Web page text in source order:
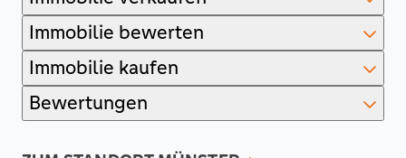
Immobilie bewerten
Immobilie kaufen
Bewertungen